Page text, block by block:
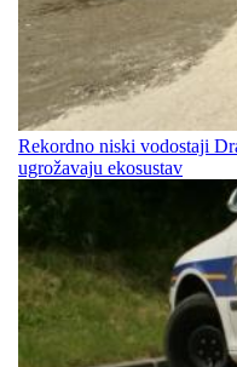
Rekordno niski vodostaji
ugrožavaju ekosustav